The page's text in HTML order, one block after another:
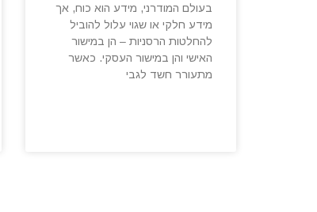
בעולם המודרני, מידע הוא כוח, אך
מידע חלקי או שגוי עלול להוביל
להחלטות הרסניות – הן במישור
האישי והן במישור העסקי. כאשר
מתעורר חשד לגבי